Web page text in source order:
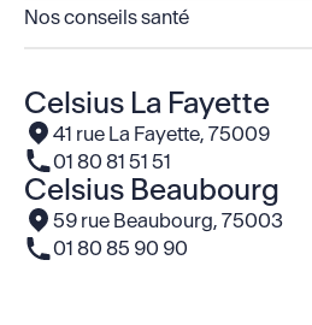
Celsius La Fayette
41 rue La Fayette, 75009
Voir l'adresse
01 80 81 51 51
Le numéro de téléphone
Celsius Beaubourg
59 rue Beaubourg, 75003
Voir l'adresse
01 80 85 90 90
Le numéro de téléphone
Nos conseils santé